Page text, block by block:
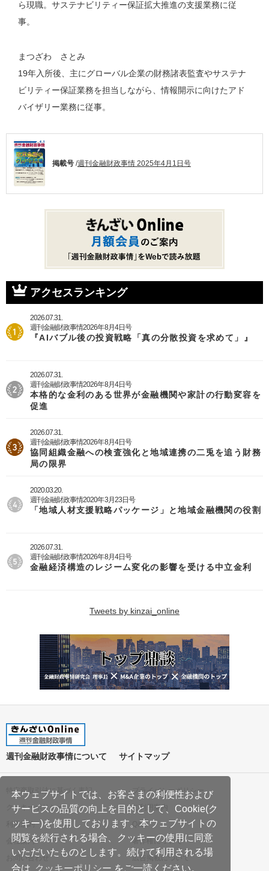
本ウェブサイトでは、お客さまの利便性および
サービスの品質の向上を目的として、Cookie(ク
ッキー)を使用しております。本ウェブサイトの
閲覧を続行される場合、クッキーの使用に同意
いただいたものとします。続けて利用される場
合は クッキーポリシー をご一読ください。
ら現職。サステナビリティー保証拡大推進の支援業務に従
事。
まつざわ さとみ
19年入所後、主にグローバル企業の財務諸表監査やサステナ
ビリティー保証業務を担当しながら、情報開示に向けたアド
バイザリー業務に従事。
掲載号 /週刊金融財政事情 2025年4月1日号
アクセスランキング
2026.07.31.
週刊金融財政事情2026年8月4日号
『AIバブル後の投資戦略「真の分散投資を求めて」』
2026.07.31.
週刊金融財政事情2026年8月4日号
本格的な金利のある世界が金融機関や家計の行動変容を
促進
2026.07.31.
週刊金融財政事情2026年8月4日号
協同組織金融への検査強化と地域連携の二兎を追う財務
局の限界
2020.03.20.
週刊金融財政事情2020年3月23日号
「地域人材支援戦略パッケージ」と地域金融機関の役割
2026.07.31.
週刊金融財政事情2026年8月4日号
金融経済構造のレジーム変化の影響を受ける中立金利
Tweets by kinzai_online
週刊金融財政事情について サイトマップ
特定商取引法に基づく表記
プライバシーポリシー
クッキーポリシー
ご利用案内
利用規約
Q&A
会社案内
著作権について
お問い合わせ
広告掲載について